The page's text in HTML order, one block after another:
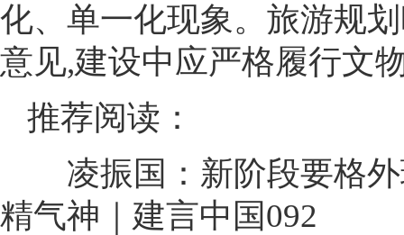
化、单一化现象。旅游规
意见,建设中应严格履行文
推荐阅读：
凌振国：新阶段要格
精气神｜建言中国092